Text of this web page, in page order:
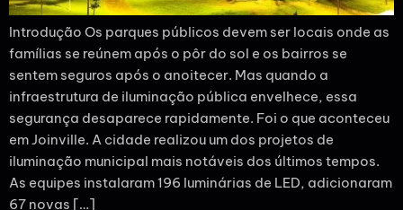
Introdução Os parques públicos devem ser locais onde as
famílias se reúnem após o pôr do sol e os bairros se
sentem seguros após o anoitecer. Mas quando a
infraestrutura de iluminação pública envelhece, essa
segurança desaparece rapidamente. Foi o que aconteceu
em Joinville. A cidade realizou um dos projetos de
iluminação municipal mais notáveis dos últimos tempos.
As equipes instalaram 196 luminárias de LED, adicionaram
67 novas […]